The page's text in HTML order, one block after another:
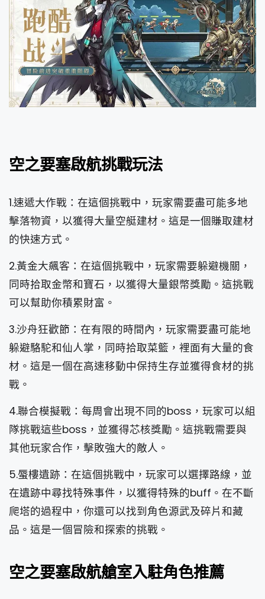
空之要塞啟航挑戰玩法
1.速遞大作戰：在這個挑戰中，玩家需要盡可能多地
擊落物資，以獲得大量空艇建材。這是一個賺取建材
的快速方式。
2.黃金大飆客：在這個挑戰中，玩家需要躲避機關，
同時拾取金幣和寶石，以獲得大量銀幣獎勵。這挑戰
可以幫助你積累財富。
3.沙舟狂歡節：在有限的時間內，玩家需要盡可能地
躲避駱駝和仙人掌，同時拾取菜籃，裡面有大量的食
材。這是一個在高速移動中保持生存並獲得食材的挑
戰。
4.聯合模擬戰：每周會出現不同的boss，玩家可以組
隊挑戰這些boss，並獲得芯核獎勵。這挑戰需要與
其他玩家合作，擊敗強大的敵人。
5.蜃樓遺跡：在這個挑戰中，玩家可以選擇路線，並
在遺跡中尋找特殊事件，以獲得特殊的buff。在不斷
爬塔的過程中，你還可以找到角色源武及碎片和藏
品。這是一個冒險和探索的挑戰。
空之要塞啟航艙室入駐角色推薦